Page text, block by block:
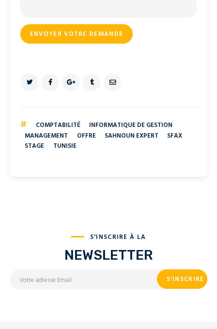
# COMPTABILITÉ
INFORMATIQUE DE GESTION
MANAGEMENT
OFFRE SAHNOUN EXPERT
SFAX
STAGE
TUNISIE
S'INSCRIRE À LA
NEWSLETTER